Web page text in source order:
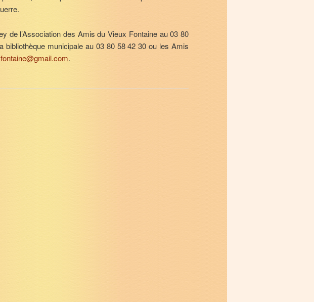
de l’Association des Amis du Vieux Fontaine au 03 80
bibliothèque municipale au 03 80 58 42 30 ou les Amis
.